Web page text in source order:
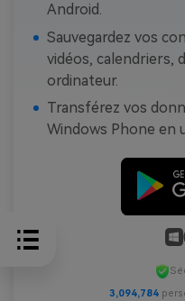
Android.
Sauvegardez vos
vidéos, calendriers,
ordinateur.
Transférez vos
Windows Phone en
3,094,784